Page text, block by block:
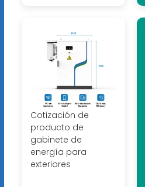
Cotización de
producto de
gabinete de
energía para
exteriores